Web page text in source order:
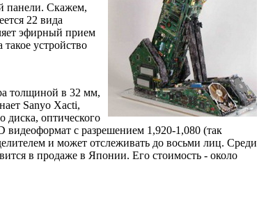
панели. Скажем,
22 вида
эфирный прием
устройство
толщиной в 32 мм,
Sanyo Xacti,
диска, оптического
с разрешением 1,920-1,080 (так
и может отслеживать до восьми лиц. Среди
в продаже в Японии. Его стоимость - около